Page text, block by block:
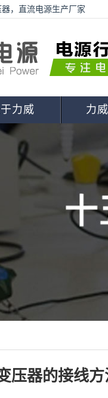
，直流电源生产厂家
力威 力
压器的接线